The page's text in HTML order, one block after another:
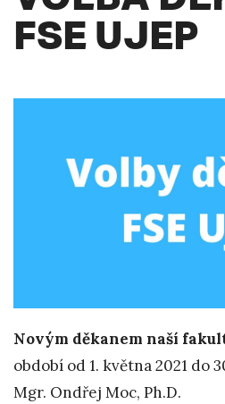
FSE UJEP
Novým děkanem naší
období od 1. května 2021 do
Mgr. Ondřej Moc, Ph.D.